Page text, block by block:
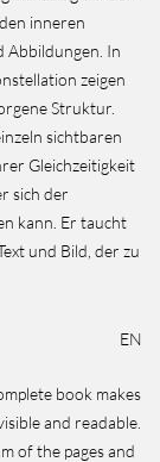
inneren
Abbildungen. In
zeigen
Struktur.
sichtbaren
Gleichzeitigkeit
sich der
kann. Er taucht
und Bild, der zu
EN
book makes
and readable.
of the pages and